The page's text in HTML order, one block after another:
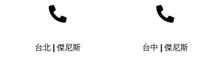
台北 | 傑尼斯 台中 | 傑尼斯